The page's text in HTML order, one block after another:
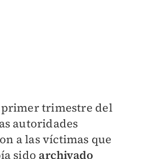
trimestre del
autoridades
a las víctimas que
sido archivado